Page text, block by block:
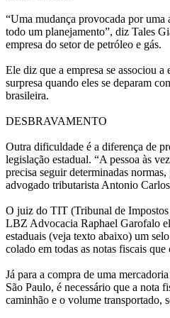
“Uma mudança provocada por uma
todo um planejamento”, diz Tales
empresa do setor de petróleo e gás.
Ele diz que a empresa se associou a
surpresa quando eles se deparam
brasileira.
DESBRAVAMENTO
Outra dificuldade é a diferença de
legislação estadual. “A pessoa às
precisa seguir determinadas
advogado tributarista Antonio
O juiz do TIT (Tribunal de
LBZ Advocacia Raphael Garofalo
estaduais (veja texto abaixo) um
colado em todas as notas fiscais que
Já para a compra de uma
São Paulo, é necessário que a nota
caminhão e o volume transportado,